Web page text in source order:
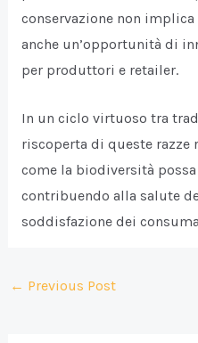
conservazione non
anche un’opportunità di
per produttori e retailer.
In un ciclo virtuoso tra
riscoperta di queste razze
come la biodiversità
contribuendo alla salute
soddisfazione dei
Post
← Previous Post